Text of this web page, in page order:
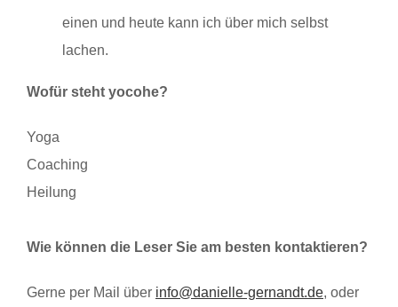
einen und heute kann ich über mich selbst
lachen.
Wofür steht yocohe?
Yoga
Coaching
Heilung
Wie können die Leser Sie am besten kontaktieren?
Gerne per Mail über info@danielle-gernandt.de, oder